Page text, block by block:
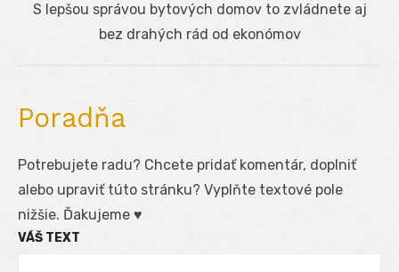
Next
S lepšou správou bytových domov to zvládnete aj
bez drahých rád od ekonómov
Poradňa
Potrebujete radu? Chcete pridať komentár, doplniť
alebo upraviť túto stránku? Vyplňte textové pole
nižšie. Ďakujeme ♥
VÁŠ TEXT